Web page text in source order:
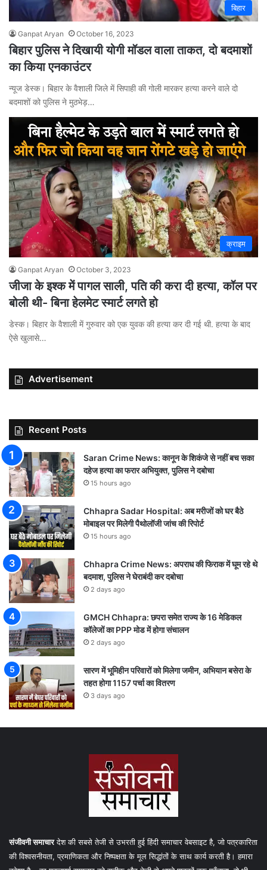
बिहार
Ganpat Aryan October 16, 2023
बिहार पुलिस ने दिखायी योगी मॉडल वाला ताकत, दो बदमाशों
का किया एनकाउंटर
न्यूज डेस्क। बिहार के वैशाली जिले में सिपाही की गोली मारकर हत्या करने वाले दो
बदमाशों को पुलिस ने मुठभेड़…
क्राइम
Ganpat Aryan October 3, 2023
जीजा के इश्क में पागल साली, पति की करा दी हत्या, कॉल पर
बोली थी- बिना हेलमेट स्मार्ट लगते हो
डेस्क। बिहार के वैशाली में गुरुवार को एक युवक की हत्या कर दी गई थी. हत्या के बाद
ऐसे खुलासे…
Advertisement
Recent Posts
Saran Crime News: कानून के शिकंजे से नहीं बच सका
दहेज हत्या का फरार अभियुक्त, पुलिस ने दबोचा
15 hours ago
Chhapra Sadar Hospital: अब मरीजों को घर बैठे
मोबाइल पर मिलेगी पैथोलॉजी जांच की रिपोर्ट
15 hours ago
Chhapra Crime News: अपराध की फिराक में घूम रहे थे
बदमाश, पुलिस ने घेराबंदी कर दबोचा
2 days ago
GMCH Chhapra: छपरा समेत राज्य के 16 मेडिकल
कॉलेजों का PPP मोड में होगा संचालन
2 days ago
सारण में भूमिहीन परिवारों को मिलेगा जमीन, अभियान बसेरा के
तहत होगा 1157 पर्चा का वितरण
3 days ago
संजीवनी समाचारदेश की सबसे तेजी से उभरती हुई हिंदी समाचार वेबसाइट है, जो पत्रकारिता
की विश्वसनीयता, प्रमाणिकता और निष्पक्षता के मूल सिद्धांतों के साथ कार्य करती है। हमारा